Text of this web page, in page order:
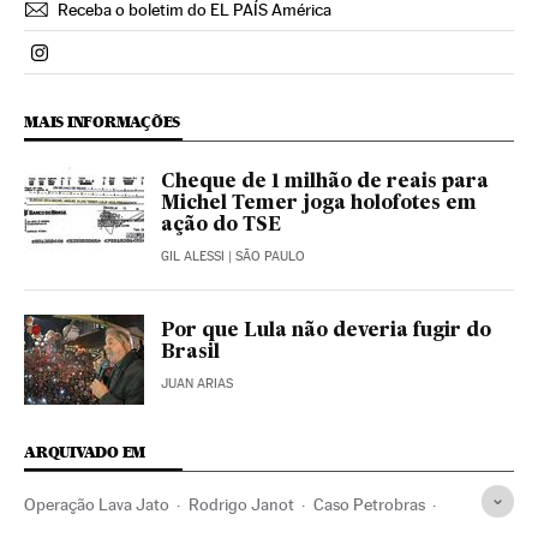
Receba o boletim do EL PAÍS América
Politica El País Brasil en Instagram
MAIS INFORMAÇÕES
Cheque de 1 milhão de reais para
Michel Temer joga holofotes em
ação do TSE
GIL ALESSI | SÃO PAULO
Por que Lula não deveria fugir do
Brasil
JUAN ARIAS
ARQUIVADO EM
Operação Lava Jato Rodrigo Janot Caso Petrobras